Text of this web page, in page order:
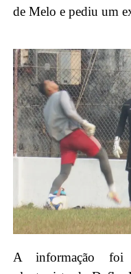
de Melo e pediu um
A informação foi